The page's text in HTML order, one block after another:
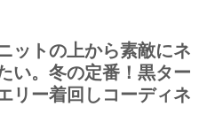
ットの上から素敵にネ
い。冬の定番！黒ター
リー着回しコーディネ